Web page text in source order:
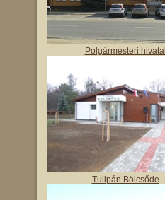
Polgármesteri hivatal
Tulipán Bölcsőde